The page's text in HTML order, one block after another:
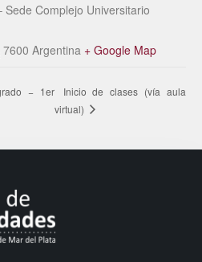
Complejo Universitario
7600 Argentina + Google Map
− 1er
Inicio de clases (vía aula
virtual)